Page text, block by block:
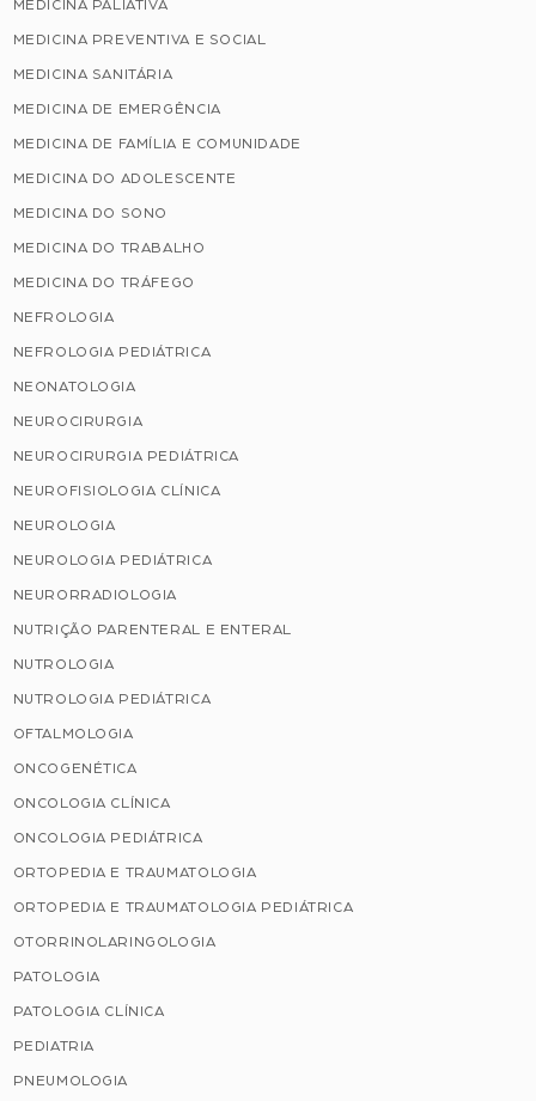
MEDICINA PALIATIVA
MEDICINA PREVENTIVA E SOCIAL
MEDICINA SANITÁRIA
MEDICINA DE EMERGÊNCIA
MEDICINA DE FAMÍLIA E COMUNIDADE
MEDICINA DO ADOLESCENTE
MEDICINA DO SONO
MEDICINA DO TRABALHO
MEDICINA DO TRÁFEGO
NEFROLOGIA
NEFROLOGIA PEDIÁTRICA
NEONATOLOGIA
NEUROCIRURGIA
NEUROCIRURGIA PEDIÁTRICA
NEUROFISIOLOGIA CLÍNICA
NEUROLOGIA
NEUROLOGIA PEDIÁTRICA
NEURORRADIOLOGIA
NUTRIÇÃO PARENTERAL E ENTERAL
NUTROLOGIA
NUTROLOGIA PEDIÁTRICA
OFTALMOLOGIA
ONCOGENÉTICA
ONCOLOGIA CLÍNICA
ONCOLOGIA PEDIÁTRICA
ORTOPEDIA E TRAUMATOLOGIA
ORTOPEDIA E TRAUMATOLOGIA PEDIÁTRICA
OTORRINOLARINGOLOGIA
PATOLOGIA
PATOLOGIA CLÍNICA
PEDIATRIA
PNEUMOLOGIA